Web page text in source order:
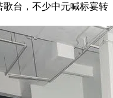
台，不少中元喊标宴转